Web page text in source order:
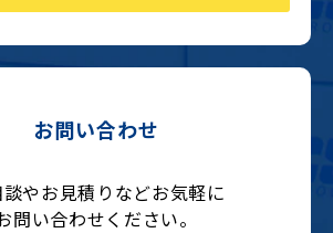
お問い合わせ
談やお見積りなどお気軽に
問い合わせください。